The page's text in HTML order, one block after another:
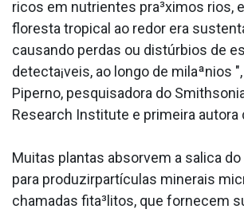
ricos em nutrientes pra³ximos rios,
floresta tropical ao redor era
causando perdas ou distúrbios de
detecta¡veis, ao longo de milaªnios
Piperno, pesquisadora do
Research Institute e primeira autora
Muitas plantas absorvem a sa­lica
para produzirpartículas minerais
chamadas fita³litos, que fornecem